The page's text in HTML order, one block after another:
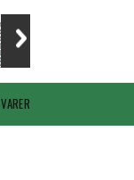
VARER